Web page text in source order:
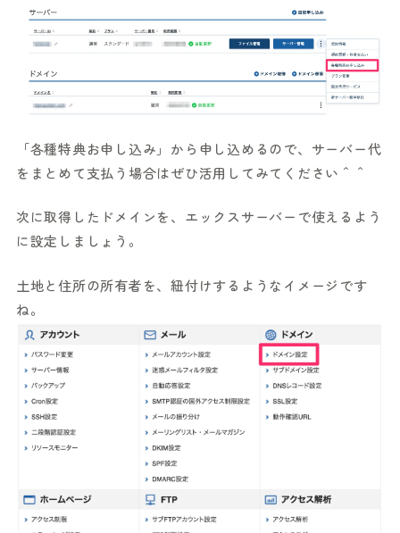
「各種特典お申し込み」から申し込めるので、サーバー代
をまとめて支払う場合はぜひ活用してみてください＾＾
次に取得したドメインを、エックスサーバーで使えるよう
に設定しましょう。
土地と住所の所有者を、紐付けするようなイメージです
ね。